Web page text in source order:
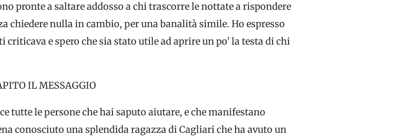
pronte a saltare addosso a chi trascorre le nottate a rispondere
chiedere nulla in cambio, per una banalità simile. Ho espresso
e spero che sia stato utile ad aprire un po’ la testa di chi
IL MESSAGGIO
tutte le persone che hai saputo aiutare, e che manifestano
conosciuto una splendida ragazza di Cagliari che ha avuto un